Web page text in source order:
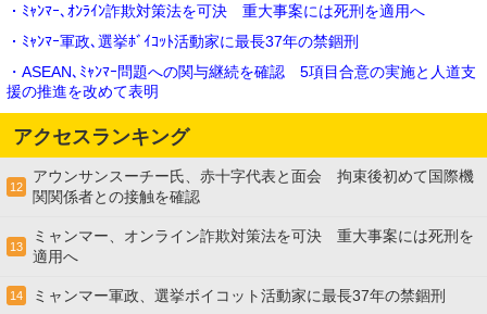
・ﾐｬﾝﾏｰ､ｵﾝﾗｲﾝ詐欺対策法を可決 重大事案には死刑を適用へ
・ﾐｬﾝﾏｰ軍政､選挙ﾎﾞｲｺｯﾄ活動家に最長37年の禁錮刑
・ASEAN､ﾐｬﾝﾏｰ問題への関与継続を確認 5項目合意の実施と人道支
援の推進を改めて表明
アクセスランキング
12
アウンサンスーチー氏、赤十字代表と面会 拘束後初めて国際機
関関係者との接触を確認
13
ミャンマー、オンライン詐欺対策法を可決 重大事案には死刑を
適用へ
14 ミャンマー軍政、選挙ボイコット活動家に最長37年の禁錮刑